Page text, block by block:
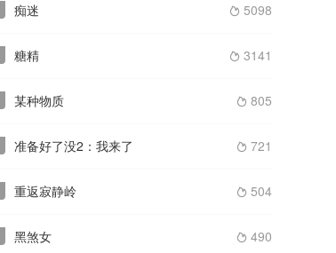
 5098
痴迷
 3141
糖精
 805
某种物质
 721
准备好了没2：我来了
 504
重返寂静岭
 490
黑煞女